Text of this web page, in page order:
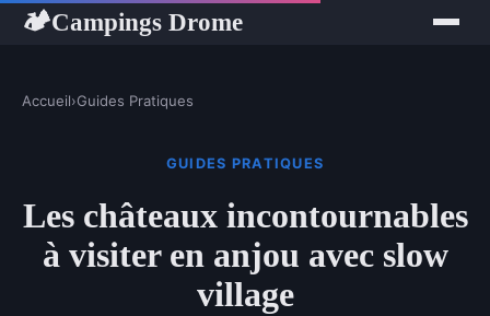
🏕Campings Drome
Accueil›Guides Pratiques
GUIDES PRATIQUES
Les châteaux incontournables
à visiter en anjou avec slow
village